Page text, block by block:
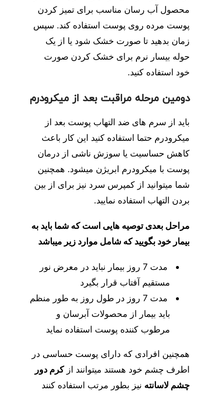
محصول آب رسان مناسب برای تمیز کردن
پوست مرده روی پوست استفاده کند. سپس
زمان بدهید تا صورت خشک شود یا از یک
حوله بیسار نرم برای خشک کردن صورت
خود استفاده کنید.
دومین مرحله مراقبت بعد از میکرودرم
باید از سرم های ضد التهاب پوست بعد از
میکرودرم حتما استفاده کنید این کار باعث
کاهش حساسیت یا سوزش ناشی از درمان
پوست با میکرودرم ابریژن میشود. همچنین
شما میتوانید از کمپرس سرد نیز برای از بین
بردن التهاب استفاده نمایید.
مراحل بعدی توصیه هایی است که شما باید به
بیمار خود بگویید که شامل موارد زیر میباشد
مدت 7 روز بیمار نباید در معرض نور
مستقیم آفتاب قرار بگیرد
مدت 7 روز در طول روز به طور منظم
باید بیمار از محصولات آبرسان و
مرطوب کننده پوست استفاده نماید
همچنین افرادی که دارای پوست حساسی در
اطرف چشم خود هستند میتوانند ازکرم دور
چشم لاسانته نیز بطور مرتب استفاده کنند